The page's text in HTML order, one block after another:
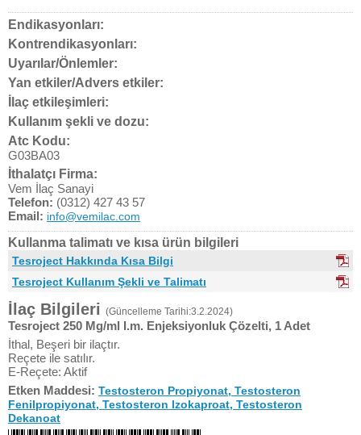
Endikasyonları:
Kontrendikasyonları:
Uyarılar/Önlemler:
Yan etkiler/Advers etkiler:
İlaç etkileşimleri:
Kullanım şekli ve dozu:
Atc Kodu:
G03BA03
İthalatçı Firma:
Vem İlaç Sanayi
Telefon: (0312) 427 43 57
Email: info@vemilac.com
Kullanma talimatı ve kısa ürün bilgileri
Tesroject Hakkında Kısa Bilgi
Tesroject Kullanım Şekli ve Talimatı
İlaç Bilgileri (Güncelleme Tarihi:3.2.2024)
Tesroject 250 Mg/ml I.m. Enjeksiyonluk Çözelti, 1 Adet
İthal, Beşeri bir ilaçtır.
Reçete ile satılır.
E-Reçete: Aktif
Etken Maddesi: Testosteron Propiyonat, Testosteron
Fenilpropiyonat, Testosteron Izokaproat, Testosteron
Dekanoat